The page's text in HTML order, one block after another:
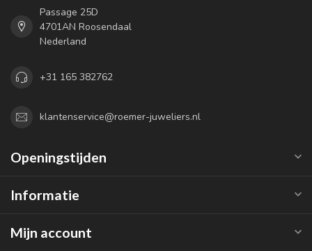
Passage 25D
4701AN Roosendaal
Nederland
+31 165 382762
klantenservice@roemer-juweliers.nl
Openingstijden
Informatie
Mijn account